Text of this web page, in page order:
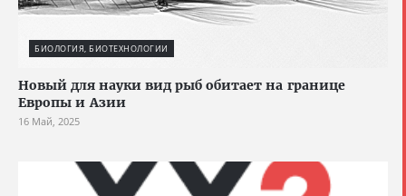
БИОЛОГИЯ, БИОТЕХНОЛОГИИ
Новый для науки вид рыб обитает на границе
Европы и Азии
16 Май, 2025